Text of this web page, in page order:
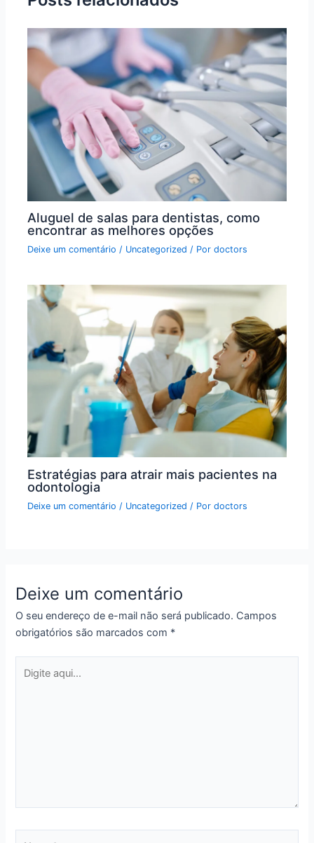
Aluguel de salas para dentistas, como
encontrar as melhores opções
Deixe um comentário / Uncategorized / Pordoctors
Estratégias para atrair mais pacientes na
odontologia
Deixe um comentário / Uncategorized / Pordoctors
Deixe um comentário
O seu endereço de e-mail não será publicado. Campos
obrigatórios são marcados com *
aqui...